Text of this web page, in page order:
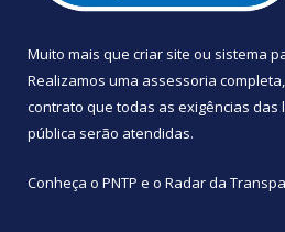
Muito mais que criar site ou sistema
Realizamos uma assessoria
contrato que todas as exigências das
pública serão atendidas.
Conheça o PNTP e o Radar da